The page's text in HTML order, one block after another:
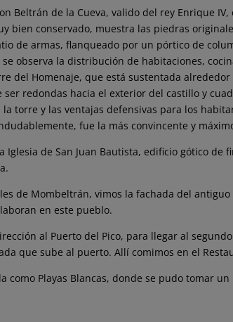
Beltrán de la Cueva, valido del rey Enrique
bien conservado, muestra las piedras
de armas, flanqueado por un pórtico de
observa la distribución de habitaciones,
del Homenaje, que está sustentada
redondas hacia el exterior del castillo y
torre y las ventajas defensivas para los
fue la más convincente y
de San Juan Bautista, edificio gótico de
de Mombeltrán, vimos la fachada del
en este pueblo.
al Puerto del Pico, para llegar al
que sube al puerto. Allí comimos en el
como Playas Blancas, donde se pudo tomar